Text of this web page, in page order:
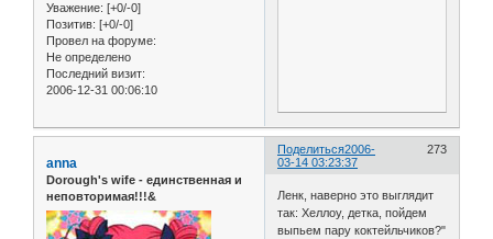
Уважение: [+0/-0]
Позитив: [+0/-0]
Провел на форуме:
Не определено
Последний визит:
2006-12-31 00:06:10
Поделиться 273
2006-
03-14 03:23:37
anna
Dorough's wife - единственная и
неповторимая!!!&
Ленк, наверно это выглядит
так: Хеллоу, детка, пойдем
выпьем пару коктейльчиков?"